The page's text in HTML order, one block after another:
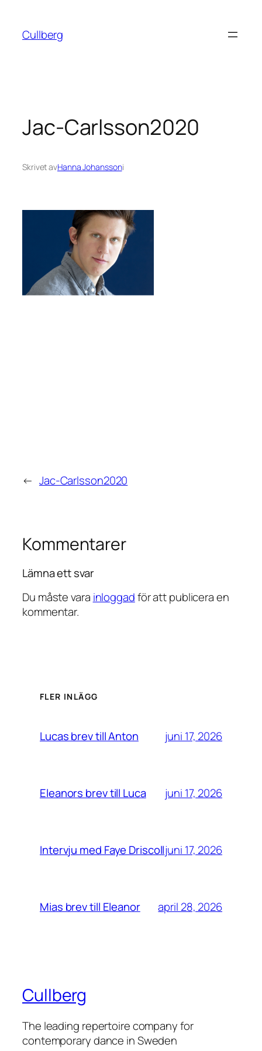
innehåll
Cullberg
Jac-Carlsson2020
Skrivet avHanna Johanssoni
← Jac-Carlsson2020
Kommentarer
Lämna ett svar
Du måste vara inloggadför att publicera en
kommentar.
FLER INLÄGG
Lucas brev till Anton juni 17, 2026
Eleanors brev till Luca juni 17, 2026
Intervju med Faye Driscolljuni 17, 2026
Mias brev till Eleanor april 28, 2026
Cullberg
The leading repertoire company for
contemporary dance in Sweden